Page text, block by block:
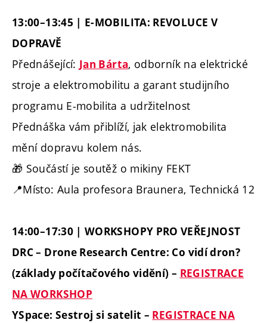
13:00–13:45 | E-MOBILITA: REVOLUCE V
DOPRAVĚ
Přednášející: Jan Bárta, odborník na elektrické
stroje a elektromobilitu a garant studijního
programu E-mobilita a udržitelnost
Přednáška vám přiblíží, jak elektromobilita
mění dopravu kolem nás.
🎁 Součástí je soutěž o mikiny FEKT
📍Místo: Aula profesora Braunera, Technická 12
14:00–17:30 | WORKSHOPY PRO VEŘEJNOST
DRC – Drone Research Centre: Co vidí dron?
(základy počítačového vidění) – REGISTRACE
NA WORKSHOP
YSpace: Sestroj si satelit – REGISTRACE NA